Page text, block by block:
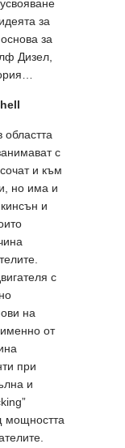
за
за
Дизел,
областта
с
и към
но има и
и
с
на
от
при
и
мощността